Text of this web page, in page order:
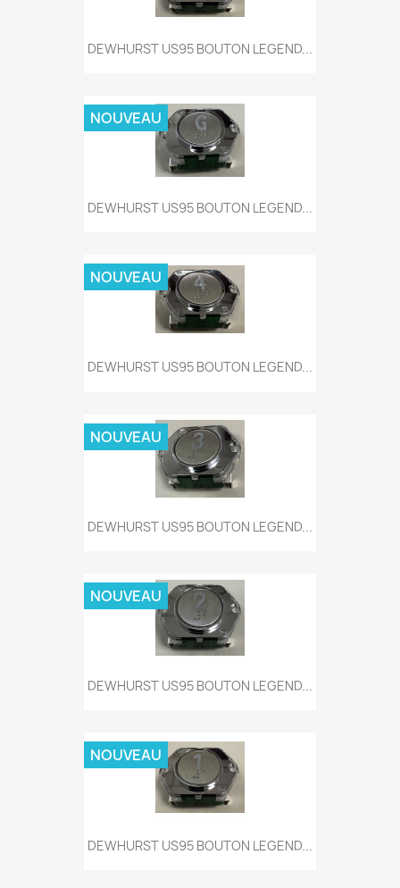
DEWHURST US95 BOUTON LEGEND...
DEWHURST US95 BOUTON LEGEND...
NOUVEAU
DEWHURST US95 BOUTON LEGEND...
NOUVEAU
DEWHURST US95 BOUTON LEGEND...
NOUVEAU
DEWHURST US95 BOUTON LEGEND...
NOUVEAU
DEWHURST US95 BOUTON LEGEND...
NOUVEAU